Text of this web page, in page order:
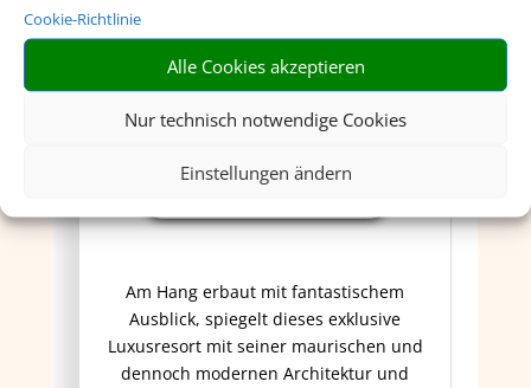
Cookie-Richtlinie
Alle Cookies akzeptieren
Nur technisch notwendige Cookies
Einstellungen ändern
Sharm El Sheikh
Am Hang erbaut mit fantastischem
Ausblick, spiegelt dieses exklusive
Luxusresort mit seiner maurischen und
dennoch modernen Architektur und